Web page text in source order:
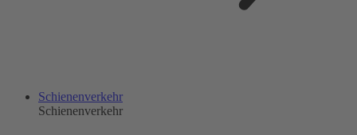
Schienenverkehr
Schienenverkehr